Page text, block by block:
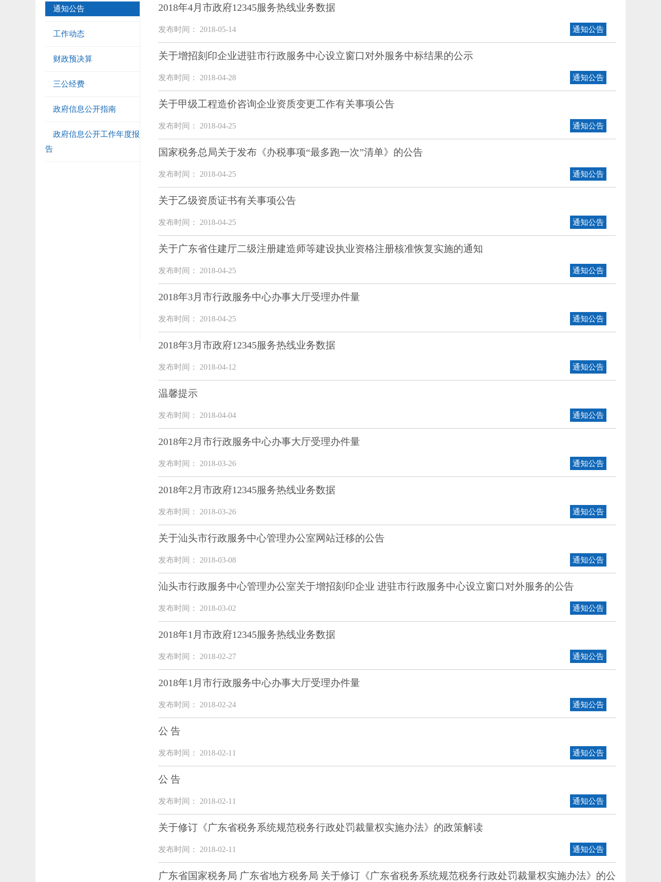
通知公告
工作动态
财政预决算
三公经费
政府信息公开指南
政府信息公开工作年度报
告
2018年4月市政府12345服务热线业务数据
发布时间： 2018-05-14 通知公告
关于增招刻印企业进驻市行政服务中心设立窗口对外服务中标结果的公示
发布时间： 2018-04-28 通知公告
关于甲级工程造价咨询企业资质变更工作有关事项公告
发布时间： 2018-04-25 通知公告
国家税务总局关于发布《办税事项“最多跑一次”清单》的公告
发布时间： 2018-04-25 通知公告
关于乙级资质证书有关事项公告
发布时间： 2018-04-25 通知公告
关于广东省住建厅二级注册建造师等建设执业资格注册核准恢复实施的通知
发布时间： 2018-04-25 通知公告
2018年3月市行政服务中心办事大厅受理办件量
发布时间： 2018-04-25 通知公告
2018年3月市政府12345服务热线业务数据
发布时间： 2018-04-12 通知公告
温馨提示
发布时间： 2018-04-04 通知公告
2018年2月市行政服务中心办事大厅受理办件量
发布时间： 2018-03-26 通知公告
2018年2月市政府12345服务热线业务数据
发布时间： 2018-03-26 通知公告
关于汕头市行政服务中心管理办公室网站迁移的公告
发布时间： 2018-03-08 通知公告
汕头市行政服务中心管理办公室关于增招刻印企业 进驻市行政服务中心设立窗口对外服务的公告
发布时间： 2018-03-02 通知公告
2018年1月市政府12345服务热线业务数据
发布时间： 2018-02-27 通知公告
2018年1月市行政服务中心办事大厅受理办件量
发布时间： 2018-02-24 通知公告
公 告
发布时间： 2018-02-11 通知公告
公 告
发布时间： 2018-02-11 通知公告
关于修订《广东省税务系统规范税务行政处罚裁量权实施办法》的政策解读
发布时间： 2018-02-11 通知公告
广东省国家税务局 广东省地方税务局 关于修订《广东省税务系统规范税务行政处罚裁量权实施办法》的公